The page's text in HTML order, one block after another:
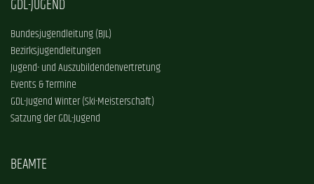
GDL-JUGEND
Bundesjugendleitung (BJL)
Bezirksjugendleitungen
Jugend- und Auszubildendenvertretung
Events & Termine
GDL-Jugend Winter (Ski-Meisterschaft)
Satzung der GDL-Jugend
BEAMTE